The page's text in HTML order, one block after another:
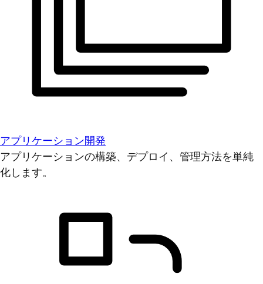
アプリケーション開発
アプリケーションの構築、デプロイ、管理方法を単純
化します。